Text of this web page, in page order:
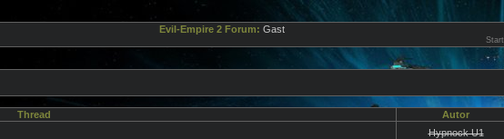
Evil-Empire 2 Forum: Gast
Start
Thread Autor
Hypnock U1